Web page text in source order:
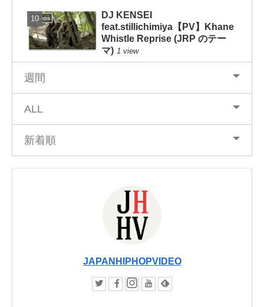
Videos
DJ KENSEI
feat.stillichimiya【PV】Khane
Whistle Reprise (JRP のテー
マ) 1 view
週間
ALL
新着順
JAPANHIPHOPVIDEO